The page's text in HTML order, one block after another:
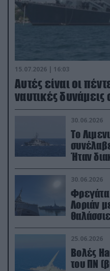
15.07.2026 | 16:03
Aυτές είναι οι
ναυτικές δυνάμεις
30.06.2026
Το
Ήταν
30.06.2026
Λοριάν
θαλάσσιες δοκιμές
25.06.2026
Βολές
του ΠΝ